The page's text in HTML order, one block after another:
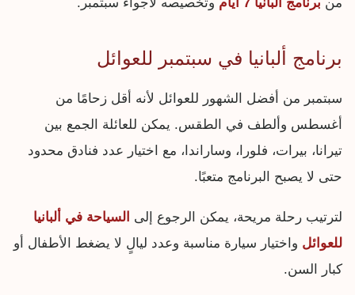
برنامج ألبانيا في سبتمبر للعوائل
سبتمبر من أفضل الشهور للعوائل لأنه أقل زحامًا من
أغسطس وألطف في الطقس. يمكن للعائلة الجمع بين
تيرانا، بيرات، فلورا، وساراندا، مع اختيار عدد فنادق محدود
حتى لا يصبح البرنامج متعبًا.
لترتيب رحلة مريحة، يمكن الرجوع إلى السياحة في ألبانيا
للعوائل واختيار سيارة مناسبة وعدد ليالٍ لا يضغط الأطفال أو
كبار السن.